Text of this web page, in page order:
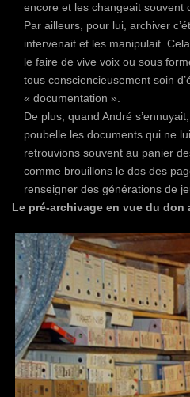
encore et les changeait souvent
Par ailleurs, pour lui, archiver
intervenait et les manipulait.
le faire de vive voix ou sous
tous consciencieusement soin
« documentation ».
De plus, quand André
poubelle les documents qui ne
retrouvions souvent au panier
comme brouillons le dos des
renseigner des générations de
Le pré-archivage en vue du don